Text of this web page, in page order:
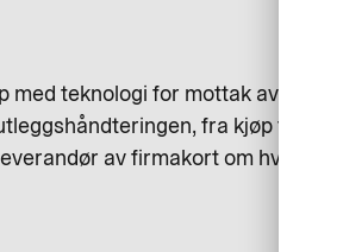
teknologi for mottak av
fra kjøp til
av firmakort om hva som